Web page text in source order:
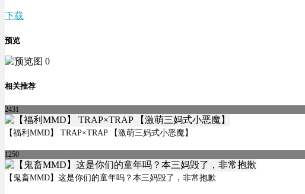
下载
预览
相关推荐
2431
【福利MMD】 TRAP×TRAP 【激萌三妈式小恶魔】
1250
【鬼畜MMD】这是你们的童年吗？本三妈毁了，非常抱歉